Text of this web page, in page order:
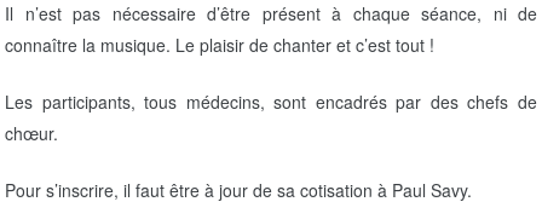
t
Il n’est pas nécessaire d’être présent à chaque séance, ni de
connaître la musique. Le plaisir de chanter et c’est tout !
Les participants, tous médecins, sont encadrés par des chefs de
chœur.
Pour s’inscrire, il faut être à jour de sa cotisation à Paul Savy.